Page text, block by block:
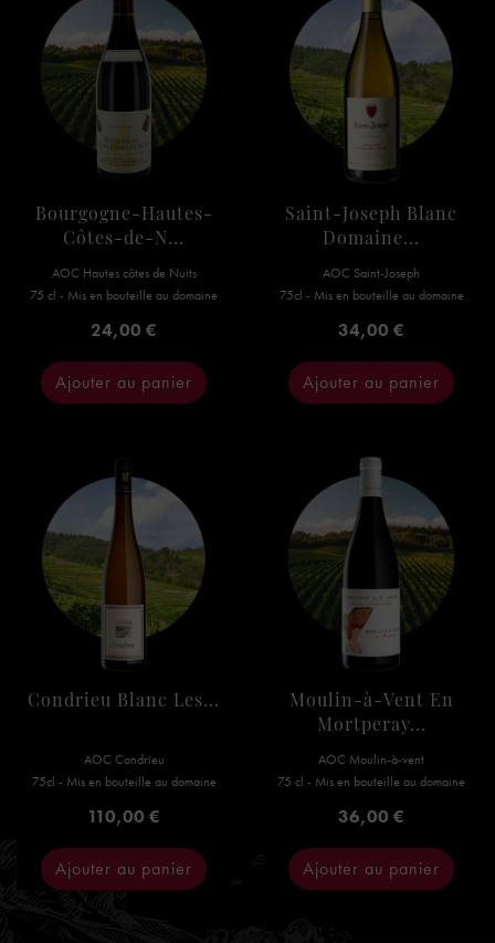
Bourgogne-Hautes-
Côtes-de-N...
AOC Hautes côtes de Nuits
75 cl - Mis en bouteille au domaine
Prix
24,00 €
Ajouter au panier
Saint-Joseph Blanc
Domaine...
AOC Saint-Joseph
75cl - Mis en bouteille au domaine
Prix
34,00 €
Ajouter au panier
Condrieu Blanc Les...
AOC Condrieu
75cl - Mis en bouteille au domaine
Prix
110,00 €
Ajouter au panier
Moulin-à-Vent En
Mortperay...
AOC Moulin-à-vent
75 cl - Mis en bouteille au domaine
Prix
36,00 €
Ajouter au panier